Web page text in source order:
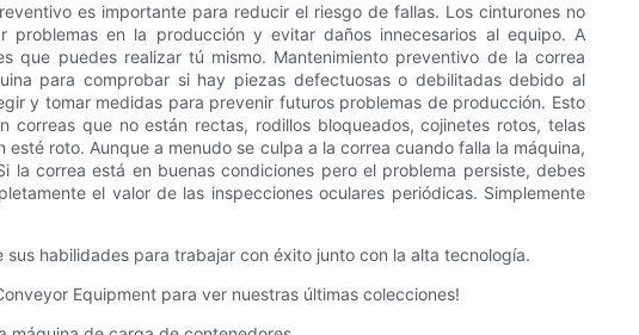
es importante para reducir el riesgo de fallas. Los cinturones no
problemas en la producción y evitar daños innecesarios al equipo. A
que puedes realizar tú mismo. Mantenimiento preventivo de la correa
para comprobar si hay piezas defectuosas o debilitadas debido al
y tomar medidas para prevenir futuros problemas de producción. Esto
que no están rectas, rodillos bloqueados, cojinetes rotos, telas
roto. Aunque a menudo se culpa a la correa cuando falla la máquina,
correa está en buenas condiciones pero el problema persiste, debes
el valor de las inspecciones oculares periódicas. Simplemente
habilidades para trabajar con éxito junto con la alta tecnología.
Equipment para ver nuestras últimas colecciones!